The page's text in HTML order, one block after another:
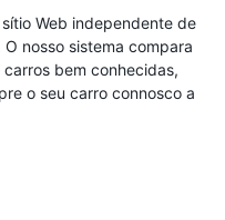
Web independente de
nosso sistema compara
bem conhecidas,
o seu carro connosco a